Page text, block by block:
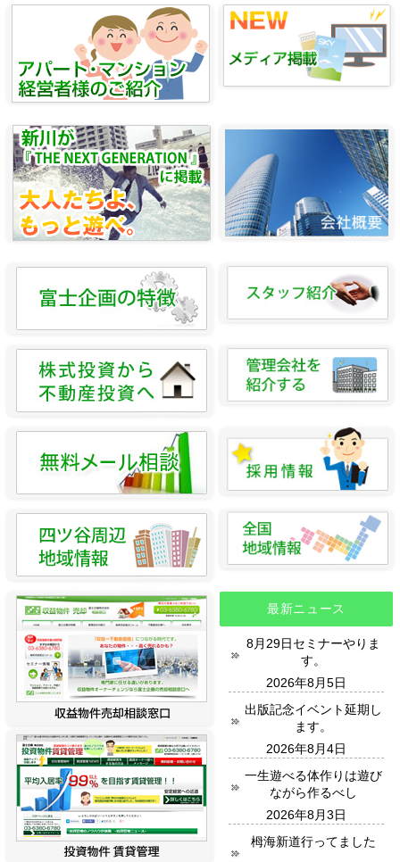
最新ニュース
8月29日セミナーやりま
す。
2026年8月5日
出版記念イベント延期し
ます。
2026年8月4日
一生遊べる体作りは遊び
ながら作るべし
2026年8月3日
栂海新道行ってました